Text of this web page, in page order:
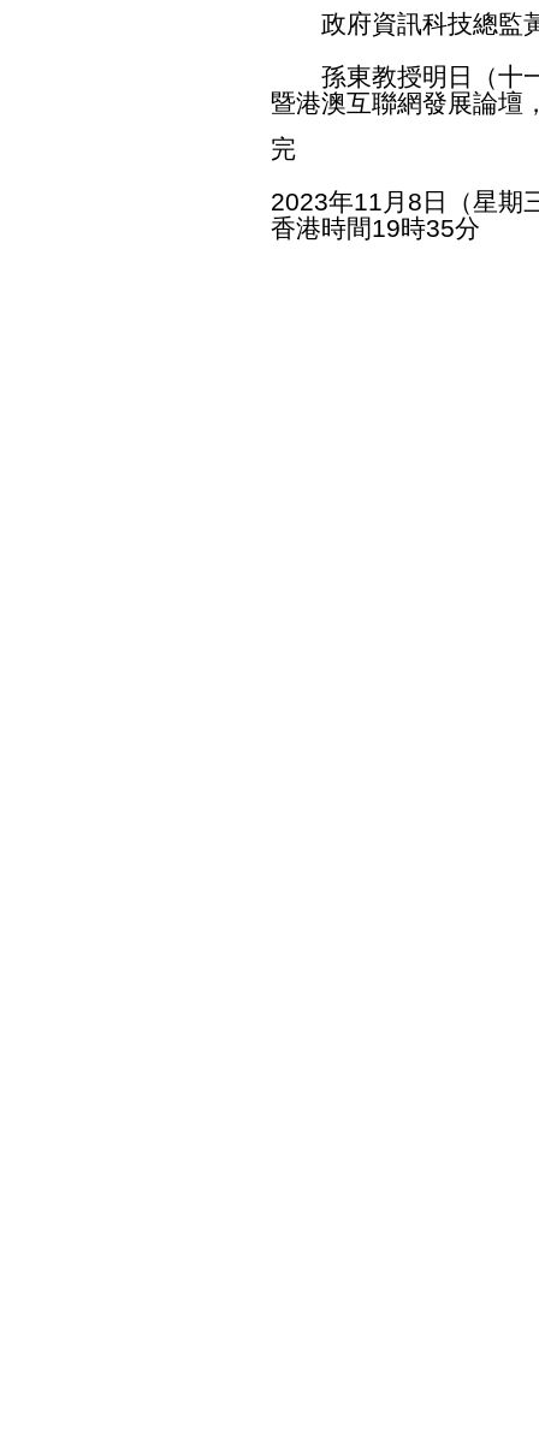
政府資訊科技總監黃
孫東教授明日（十一
暨港澳互聯網發展論壇
完
2023年11月8日（星期
香港時間19時35分